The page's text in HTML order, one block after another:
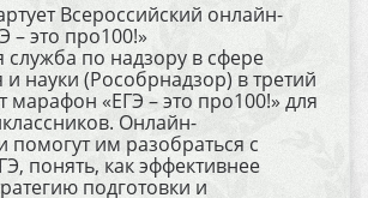
Всероссийский онлайн-
– это про100!»
по надзору в сфере
науки (Рособрнадзор) в третий
марафон «ЕГЭ – это про100!» для
Онлайн-
помогут им разобраться с
понять, как эффективнее
подготовки и